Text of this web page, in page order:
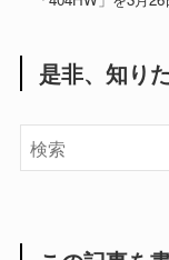
是非、知り